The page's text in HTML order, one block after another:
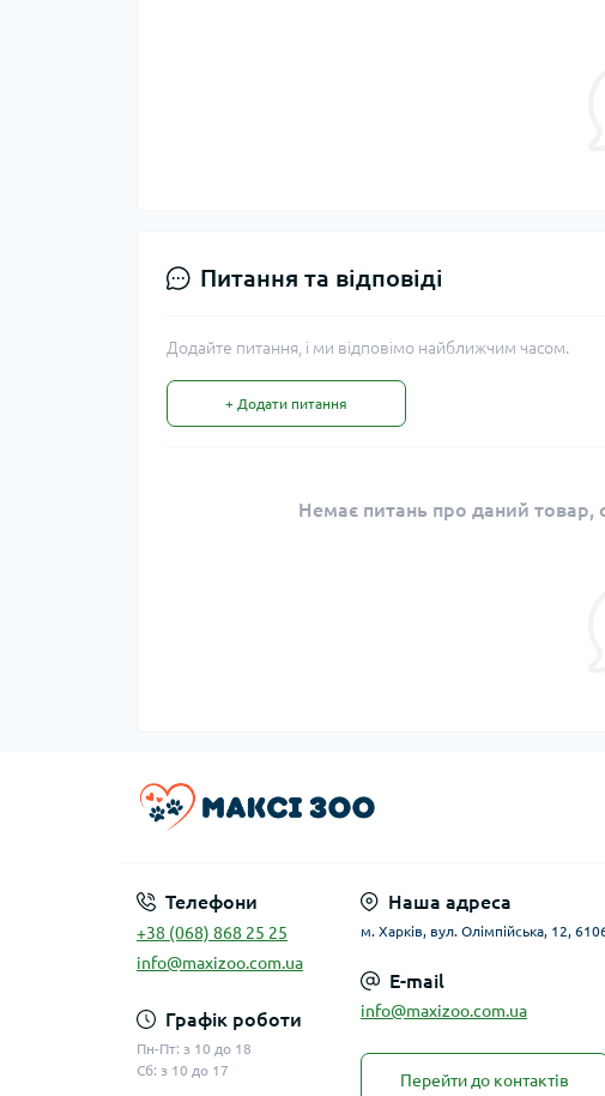
Питання та відповіді
Додайте питання, і ми відповімо найближчим часом.
+ Додати питання
Немає питань про даний товар,
Телефони
+38 (068) 868 25 25
info@maxizoo.com.ua
Графік роботи
Пн-Пт: з 10 до 18
Сб: з 10 до 17
Наша адреса
м. Харків, вул. Олімпійська, 12,
E-mail
info@maxizoo.com.ua
Перейти до контактів